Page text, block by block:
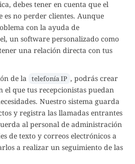
debes tener en cuenta que el
no perder clientes. Aunque
con la ayuda de
un software personalizado como
una relación directa con tus
de la telefonía IP , podrás crear
el que tus recepcionistas puedan
Nuestro sistema guarda
y registra las llamadas entrantes
al personal de administración
de texto y correos electrónicos a
a realizar un seguimiento de las